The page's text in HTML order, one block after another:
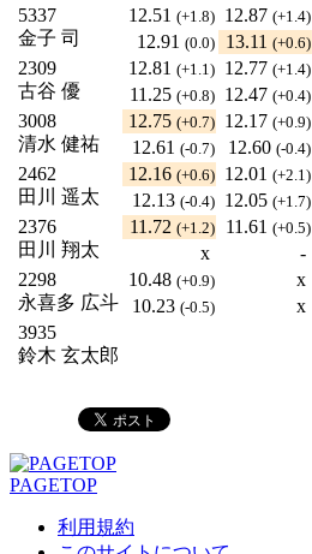
5337
金子 司
12.51 (+1.8) 12.87 (+1.4)
12.91 (0.0) 13.11 (+0.6)
2309
古谷 優
12.81 (+1.1) 12.77 (+1.4)
11.25 (+0.8) 12.47 (+0.4)
3008
清水 健祐
12.75 (+0.7) 12.17 (+0.9)
12.61 (-0.7) 12.60 (-0.4)
2462
田川 遥太
12.16 (+0.6) 12.01 (+2.1)
12.13 (-0.4) 12.05 (+1.7)
2376
田川 翔太
11.72 (+1.2) 11.61 (+0.5)
x
-
2298
永喜多 広斗
10.48 (+0.9) x
10.23 (-0.5) x
3935
鈴木 玄太郎
PAGETOP
利用規約